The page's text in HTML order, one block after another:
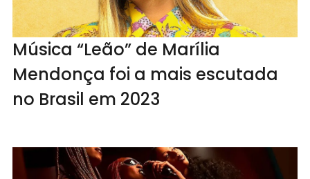
Música “Leão” de Marília
Mendonça foi a mais escutada
no Brasil em 2023